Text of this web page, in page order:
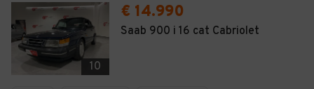
10
€ 14.990
Saab 900 i 16 cat Cabriolet